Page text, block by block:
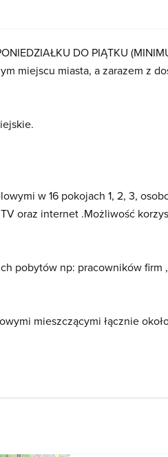
DO PIĄTKU
miejscu miasta, a zarazem z
w 16 pokojach 1, 2, 3,
oraz internet .Możliwość
pobytów np: pracowników
mieszczącymi łącznie